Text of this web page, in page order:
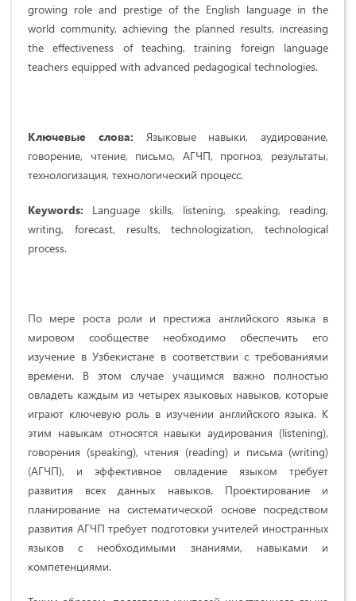
growing role and prestige of the English language in the
world community, achieving the planned results, increasing
the effectiveness of teaching, training foreign language
teachers equipped with advanced pedagogical technologies.
Ключевые слова: Языковые навыки, аудирование,
говорение, чтение, письмо, АГЧП, прогноз, результаты,
технологизация, технологический процесс.
Keywords: Language skills, listening, speaking, reading,
writing, forecast, results, technologization, technological
process.
По мере роста роли и престижа английского языка в
мировом сообществе необходимо обеспечить его
изучение в Узбекистане в соответствии с требованиями
времени. В этом случае учащимся важно полностью
овладеть каждым из четырех языковых навыков, которые
играют ключевую роль в изучении английского языка. К
этим навыкам относятся навыки аудирования (listening),
говорения (speaking), чтения (reading) и письма (writing)
(АГЧП), и эффективное овладение языком требует
развития всех данных навыков. Проектирование и
планирование на систематической основе посредством
развития АГЧП требует подготовки учителей иностранных
языков с необходимыми знаниями, навыками и
компетенциями.